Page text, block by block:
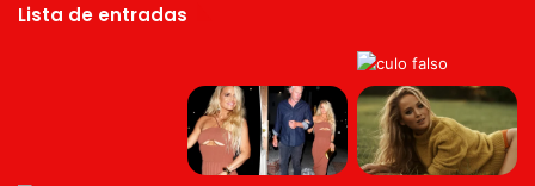
Lista de entradas